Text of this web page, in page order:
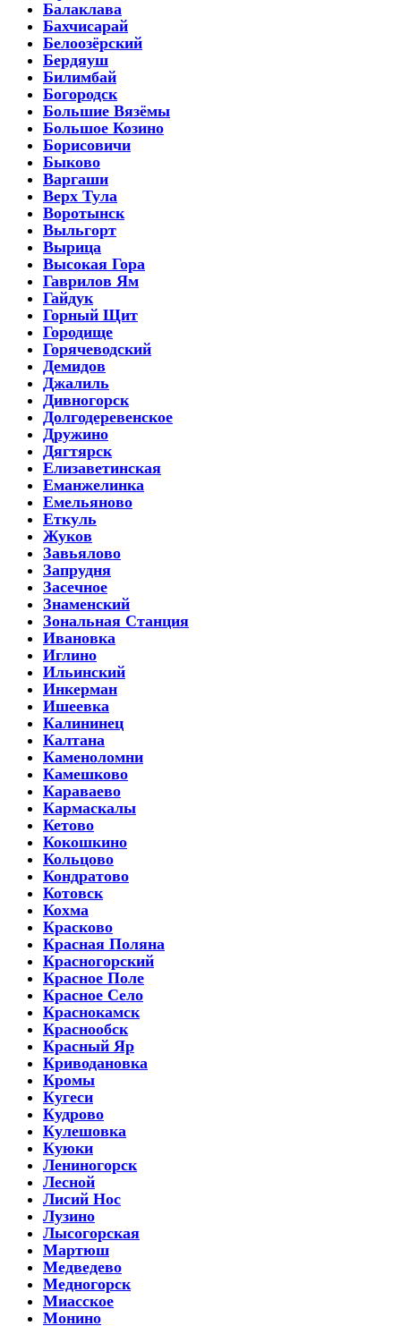
Балаклава
Бахчисарай
Белоозёрский
Бердяуш
Билимбай
Богородск
Большие Вязёмы
Большое Козино
Борисовичи
Быково
Варгаши
Верх Тула
Воротынск
Выльгорт
Вырица
Высокая Гора
Гаврилов Ям
Гайдук
Горный Щит
Городище
Горячеводский
Демидов
Джалиль
Дивногорск
Долгодеревенское
Дружино
Дягтярск
Елизаветинская
Еманжелинка
Емельяново
Еткуль
Жуков
Завьялово
Запрудня
Засечное
Знаменский
Зональная Станция
Ивановка
Иглино
Ильинский
Инкерман
Ишеевка
Калининец
Калтана
Каменоломни
Камешково
Караваево
Кармаскалы
Кетово
Кокошкино
Кольцово
Кондратово
Котовск
Кохма
Красково
Красная Поляна
Красногорский
Красное Поле
Красное Село
Краснокамск
Краснообск
Красный Яр
Криводановка
Кромы
Кугеси
Кудрово
Кулешовка
Куюки
Лениногорск
Лесной
Лисий Нос
Лузино
Лысогорская
Мартюш
Медведево
Медногорск
Миасское
Монино